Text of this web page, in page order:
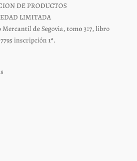
DE PRODUCTOS
LIMITADA
de Segovia, tomo 317, libro
inscripción 1ª.